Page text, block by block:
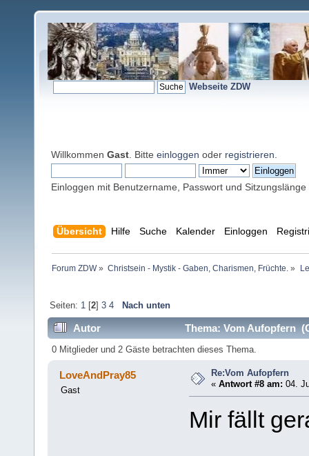
Webseite ZDW
Willkommen Gast . Bitte einloggen oder registrieren
Einloggen mit Benutzername, Passwort und Sitzungslänge
Übersicht Hilfe Suche Kalender Einloggen
Forum ZDW» Christsein - Mystik - Gaben, Charismen, Früchte. »
Seiten: 1[2] 3 4 Nach unten
Autor Thema: Vom Aufopfern
0 Mitglieder und 2 Gäste betrachten dieses Thema.
LoveAndPray85
Gast
Re:Vom Aufopfern
«Antwort #8 am: 04.
Mir fällt